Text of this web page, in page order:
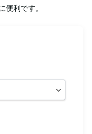
便利です。